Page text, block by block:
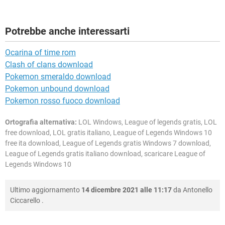
Potrebbe anche interessarti
Ocarina of time rom
Clash of clans download
Pokemon smeraldo download
Pokemon unbound download
Pokemon rosso fuoco download
Ortografia alternativa: LOL Windows, League of legends gratis, LOL
free download, LOL gratis italiano, League of Legends Windows 10
free ita download, League of Legends gratis Windows 7 download,
League of Legends gratis italiano download, scaricare League of
Legends Windows 10
Ultimo aggiornamento 14 dicembre 2021 alle 11:17da Antonello
Ciccarello .